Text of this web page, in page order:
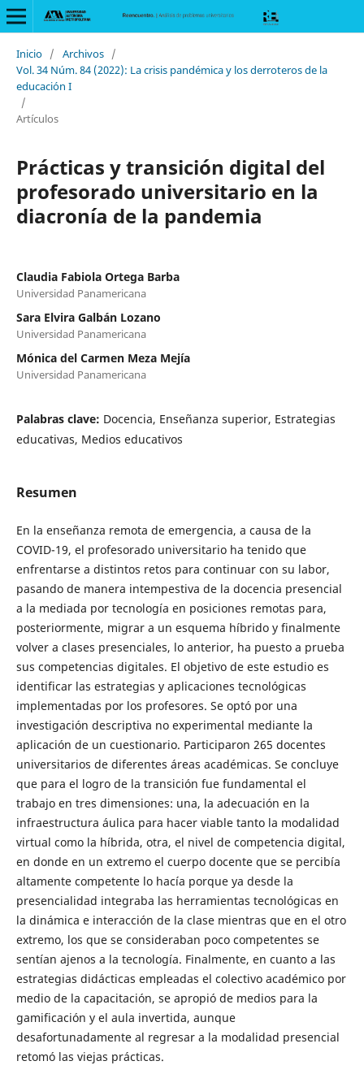
Inicio / Archivos /
Vol. 34 Núm. 84 (2022): La crisis pandémica y los derroteros de la
educación I
/
Artículos
Prácticas y transición digital del
profesorado universitario en la
diacronía de la pandemia
Claudia Fabiola Ortega Barba
Universidad Panamericana
Sara Elvira Galbán Lozano
Universidad Panamericana
Mónica del Carmen Meza Mejía
Universidad Panamericana
Palabras clave: Docencia, Enseñanza superior, Estrategias
educativas, Medios educativos
Resumen
En la enseñanza remota de emergencia, a causa de la
COVID-19, el profesorado universitario ha tenido que
enfrentarse a distintos retos para continuar con su labor,
pasando de manera intempestiva de la docencia presencial
a la mediada por tecnología en posiciones remotas para,
posteriormente, migrar a un esquema híbrido y finalmente
volver a clases presenciales, lo anterior, ha puesto a prueba
sus competencias digitales. El objetivo de este estudio es
identificar las estrategias y aplicaciones tecnológicas
implementadas por los profesores. Se optó por una
investigación descriptiva no experimental mediante la
aplicación de un cuestionario. Participaron 265 docentes
universitarios de diferentes áreas académicas. Se concluye
que para el logro de la transición fue fundamental el
trabajo en tres dimensiones: una, la adecuación en la
infraestructura áulica para hacer viable tanto la modalidad
virtual como la híbrida, otra, el nivel de competencia digital,
en donde en un extremo el cuerpo docente que se percibía
altamente competente lo hacía porque ya desde la
presencialidad integraba las herramientas tecnológicas en
la dinámica e interacción de la clase mientras que en el otro
extremo, los que se consideraban poco competentes se
sentían ajenos a la tecnología. Finalmente, en cuanto a las
estrategias didácticas empleadas el colectivo académico por
medio de la capacitación, se apropió de medios para la
gamificación y el aula invertida, aunque
desafortunadamente al regresar a la modalidad presencial
retomó las viejas prácticas.